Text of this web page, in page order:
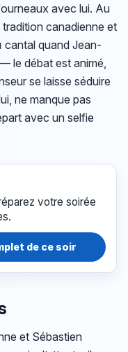
avec lui. Au
canadienne et
quand Jean-
le débat est animé,
se laisse séduire
ne manque pas
avec un selfie
votre soirée
de ce soir
et Sébastien